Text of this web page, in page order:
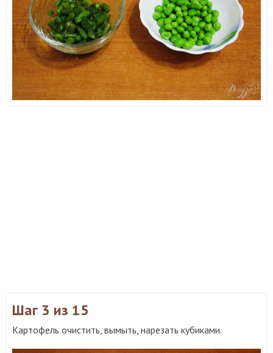
Шаг 3 из 15
Картофель очистить, вымыть, нарезать кубиками.